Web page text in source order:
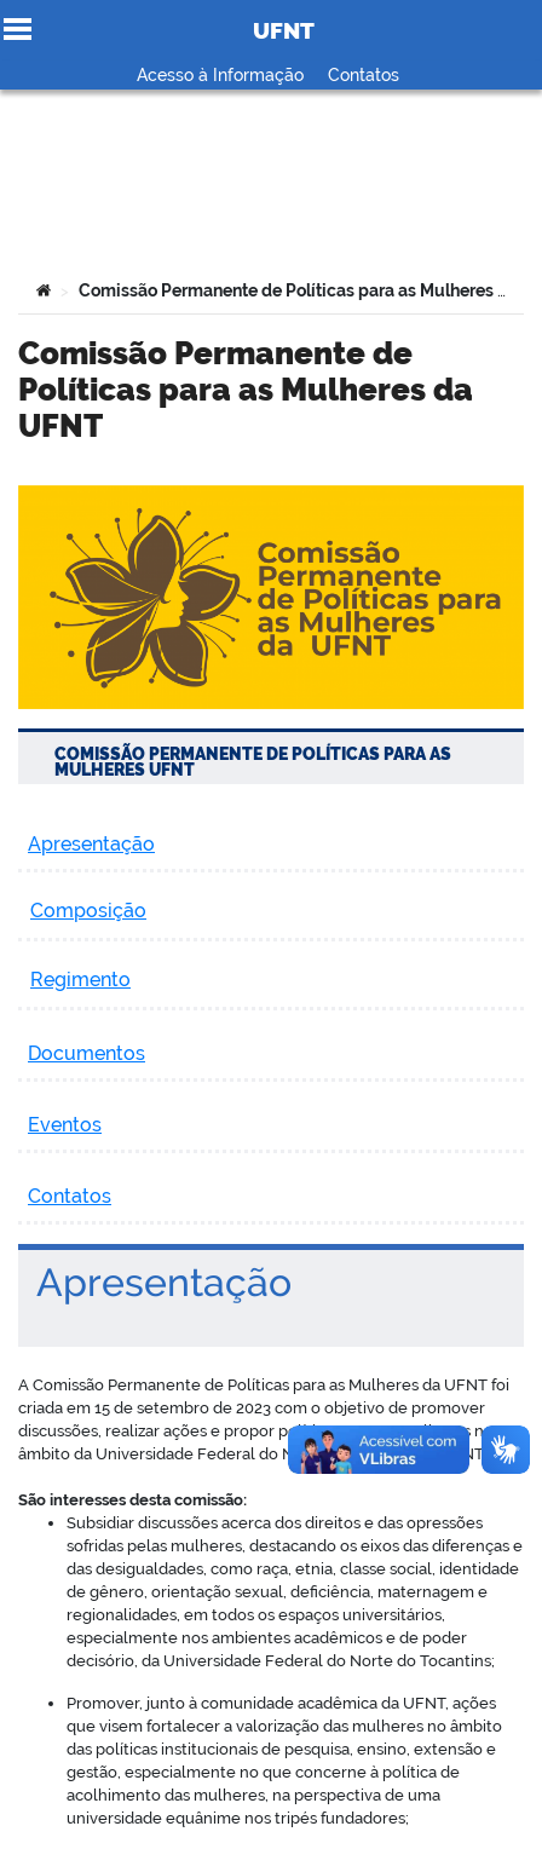
Ir para o conteúdo
UFNT
Acesso à Informação Contatos
portal
Você está aqui:
> Comissão Permanente de Políticas para as Mulheres da UFNT
Comissão Permanente de
Políticas para as Mulheres da
UFNT
COMISSÃO PERMANENTE DE POLÍTICAS PARA AS
MULHERES UFNT
Apresentação
Composição
Regimento
Documentos
Eventos
Contatos
Apresentação
A Comissão Permanente de Políticas para as Mulheres da UFNT foi
criada em 15 de setembro de 2023 com o objetivo de promover
discussões, realizar ações e propor políticas para as mulheres no
âmbito da Universidade Federal do Norte do Tocantins – UFNT.
São interesses desta comissão:
Subsidiar discussões acerca dos direitos e das opressões
sofridas pelas mulheres, destacando os eixos das diferenças e
das desigualdades, como raça, etnia, classe social, identidade
de gênero, orientação sexual, deficiência, maternagem e
regionalidades, em todos os espaços universitários,
especialmente nos ambientes acadêmicos e de poder
decisório, da Universidade Federal do Norte do Tocantins;
Promover, junto à comunidade acadêmica da UFNT, ações
que visem fortalecer a valorização das mulheres no âmbito
das políticas institucionais de pesquisa, ensino, extensão e
gestão, especialmente no que concerne à política de
acolhimento das mulheres, na perspectiva de uma
universidade equânime nos tripés fundadores;